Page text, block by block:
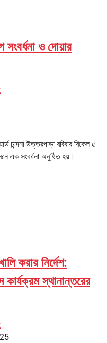
ও দোয়ার
চান্দনা উত্তরপাড়া রবিবার বিকেল ৫
এক সংবর্ধনা অনুষ্ঠিত হয়।
করার নির্দেশ:
কার্যক্রম স্থানান্তরের